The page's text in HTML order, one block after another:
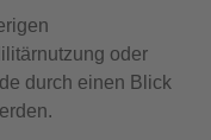
oder
durch einen Blick